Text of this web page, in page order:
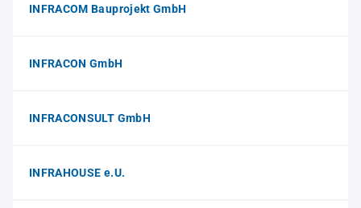
INFRACOM Bauprojekt GmbH
INFRACON GmbH
INFRACONSULT GmbH
INFRAHOUSE e.U.